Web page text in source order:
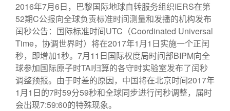
2016年7月6日，巴黎国际地球自转服务组织IERS在第
52期C公报向全球负责标准时间测量和发播的机构发布
闰秒公告：国际标准时间UTC（Coordinated Universal
Time，协调世界时）将在2017年1月1日实施一个正闰
秒，即增加1秒。7月11日国际权度局时间部BIPM向全
球参加国际原子时TAI归算的各守时实验室发布了闰秒
调整预报。由于时差的原因，中国将在北京时间2017年
1月1日的7时59分59秒和全球同步进行闰秒调整，届时
会出现7:59:60的特殊现象。